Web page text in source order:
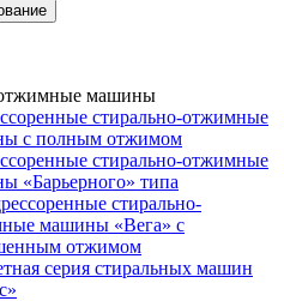
машины
стирально-отжимные
с полным отжимом
стирально-отжимные
«Барьерного» типа
стирально-
машины «Вега» с
отжимом
серия стиральных машин